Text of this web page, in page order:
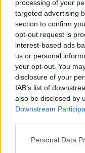
processing of your
targeted advertising
section to confirm
opt-out request is
interest-based ads
us or personal
your opt-out. You
disclosure of your
IAB’s list of
also be disclosed by
Downstream
Personal Data
Moin, versuch es
23 März 2025
*chaoserl* gefällt dies.
Ausnahmetalent